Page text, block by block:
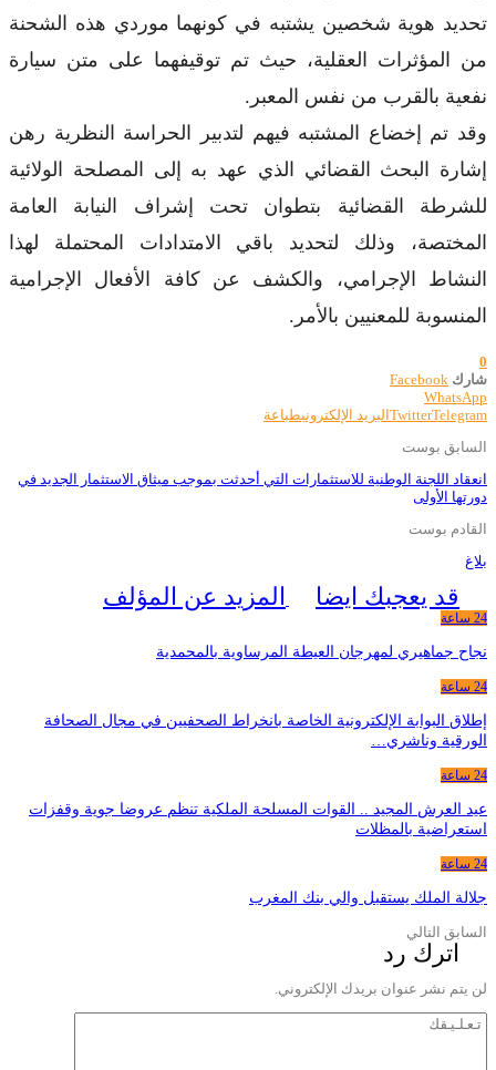
تحديد هوية شخصين يشتبه في كونهما موردي هذه الشحنة
من المؤثرات العقلية، حيث تم توقيفهما على متن سيارة
نفعية بالقرب من نفس المعبر.
وقد تم إخضاع المشتبه فيهم لتدبير الحراسة النظرية رهن
إشارة البحث القضائي الذي عهد به إلى المصلحة الولائية
للشرطة القضائية بتطوان تحت إشراف النيابة العامة
المختصة، وذلك لتحديد باقي الامتدادات المحتملة لهذا
النشاط الإجرامي، والكشف عن كافة الأفعال الإجرامية
المنسوبة للمعنيين بالأمر.
0
شارك Facebook
WhatsApp
TwitterTelegram البريد الإلكترونيطباعة
السابق بوست
انعقاد اللجنة الوطنية للاستثمارات التي أحدثت بموجب ميثاق الاستثمار الجديد في
دورتها الأولى
القادم بوست
بلاغ
قد يعجبك ايضا المزيد عن المؤلف
24 ساعة
نجاح جماهيري لمهرجان العيطة المرساوية بالمحمدية
24 ساعة
إطلاق البوابة الإلكترونية الخاصة بانخراط الصحفيين في مجال الصحافة
الورقية وناشري…
24 ساعة
عيد العرش المجيد .. القوات المسلحة الملكية تنظم عروضا جوية وقفزات
استعراضية بالمظلات
24 ساعة
جلالة الملك يستقبل والي بنك المغرب
السابق التالي
اترك رد
لن يتم نشر عنوان بريدك الإلكتروني.